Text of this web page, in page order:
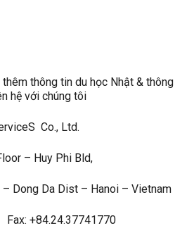
thêm thông tin du học Nhật & thông
hệ với chúng tôi
Co., Ltd.
– Huy Phi Bld,
Dong Da Dist – Hanoi – Vietnam
+84.24.37741770